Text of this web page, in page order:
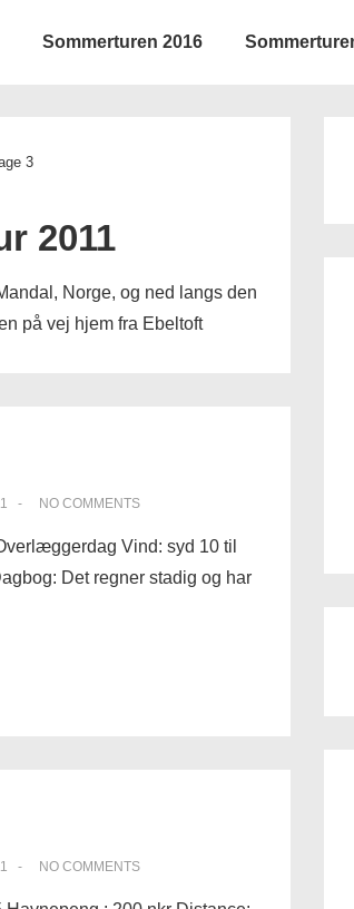
Sommerturen 2016
3
2011
Norge, og ned langs den
på vej hjem fra Ebeltoft
NO COMMENTS
Vind: syd 10 til
Det regner stadig og har
NO COMMENTS